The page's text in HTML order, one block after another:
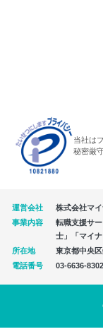
当社は
秘密厳
運営会社
株式会社マ
事業内容
転職支援サ
士」「マイ
所在地
東京都中央
電話番号
03-6636-